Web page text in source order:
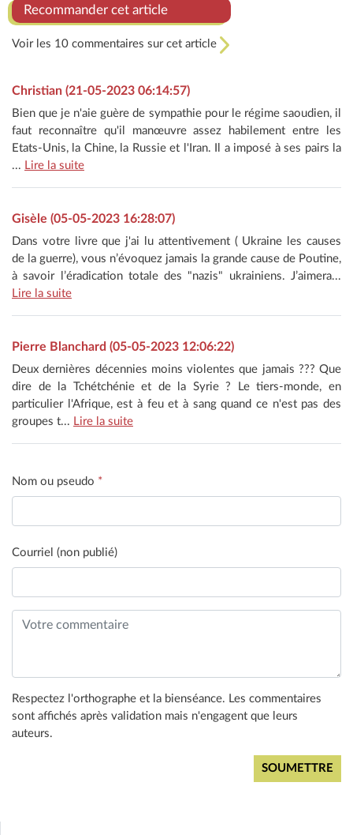
Recommander cet article
Voir les 10 commentaires sur cet article
Christian (21-05-2023 06:14:57)
Bien que je n'aie guère de sympathie pour le régime saoudien, il
faut reconnaître qu'il manœuvre assez habilement entre les
Etats-Unis, la Chine, la Russie et l'Iran. Il a imposé à ses pairs la
... Lire la suite
Gisèle (05-05-2023 16:28:07)
Dans votre livre que j'ai lu attentivement ( Ukraine les causes
de la guerre), vous n’évoquez jamais la grande cause de Poutine,
à savoir l’éradication totale des "nazis" ukrainiens. J’aimera...
Lire la suite
Pierre Blanchard (05-05-2023 12:06:22)
Deux dernières décennies moins violentes que jamais ??? Que
dire de la Tchétchénie et de la Syrie ? Le tiers-monde, en
particulier l'Afrique, est à feu et à sang quand ce n'est pas des
groupes t... Lire la suite
Nom ou pseudo *
Courriel (non publié)
Respectez l'orthographe et la bienséance. Les commentaires
sont affichés après validation mais n'engagent que leurs
auteurs.